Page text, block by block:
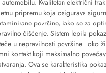
Kvalitetan električni
pripremu koja osigurava
površine, iako se za
čišćenje. Sistem lepila
u nepravilnosti površine i oko
kontakt koji maksimalno
Ova se karakteristika